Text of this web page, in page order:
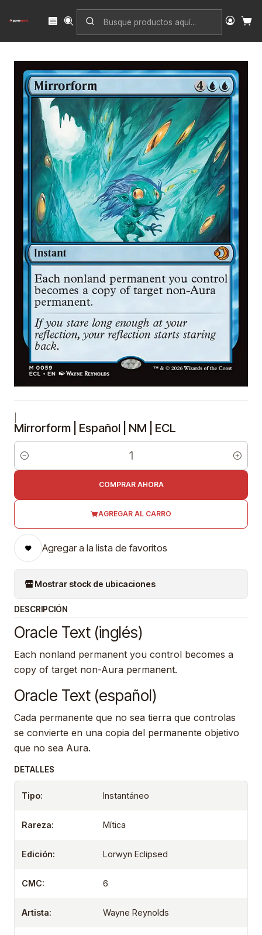
Inicio Singles
Lorwyn Eclipsed
Mirrorform | Español | NM | ECL
Mirrorform | Español | NM | ECL
Cantidad
AGREGAR AL CARRO
COMPRAR AHORA
Agregar a la lista de favoritos
Mostrar stock de ubicaciones
DESCRIPCIÓN
Oracle Text (inglés)
Each nonland permanent you control becomes a
copy of target non-Aura permanent.
Oracle Text (español)
Cada permanente que no sea tierra que controlas
se convierte en una copia del permanente objetivo
que no sea Aura.
DETALLES
Tipo: Instantáneo
Rareza: Mítica
Edición: Lorwyn Eclipsed
CMC: 6
Artista: Wayne Reynolds